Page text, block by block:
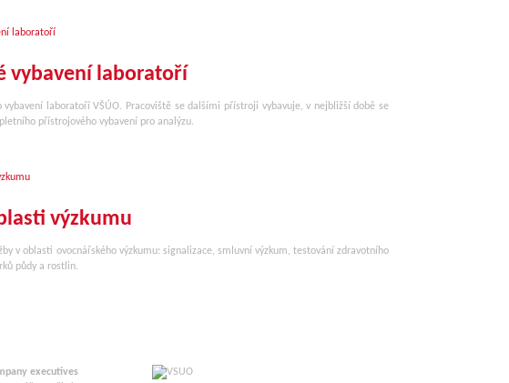
vybavení laboratoří
vybavení laboratoří VŠÚO. Pracoviště se dalšími přístroji vybavuje, v nejbližší době se
přístrojového vybavení pro analýzu.
výzkumu
v oblasti ovocnářského výzkumu: signalizace, smluvní výzkum, testování zdravotního
půdy a rostlin.
executives